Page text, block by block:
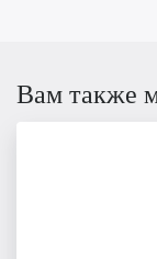
Вам также